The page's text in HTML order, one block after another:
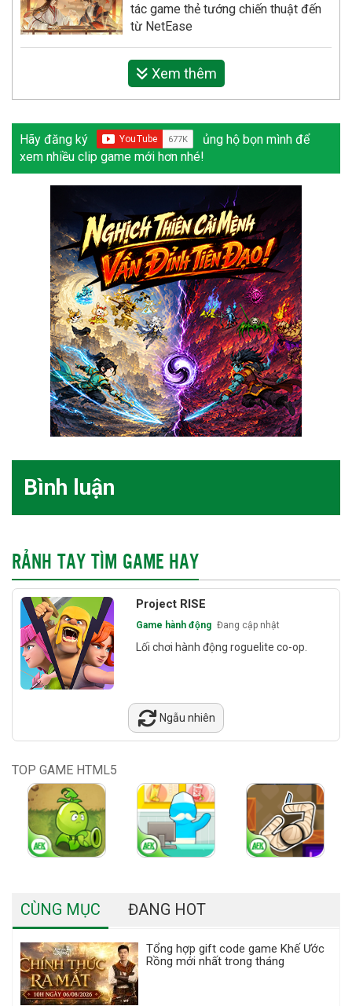
tác game thẻ tướng chiến thuật đến
từ NetEase
Xem thêm
Hãy đăng ký
ủng hộ bọn mình để
xem nhiều clip game mới hơn nhé!
Bình luận
RẢNH TAY TÌM GAME HAY
Project RISE
Game hành động Đang cập nhật
Lối chơi hành động roguelite co-op.
Ngẫu nhiên
TOP GAME HTML5
CÙNG MỤC ĐANG HOT
Tổng hợp gift code game Khế Ước
Rồng mới nhất trong tháng